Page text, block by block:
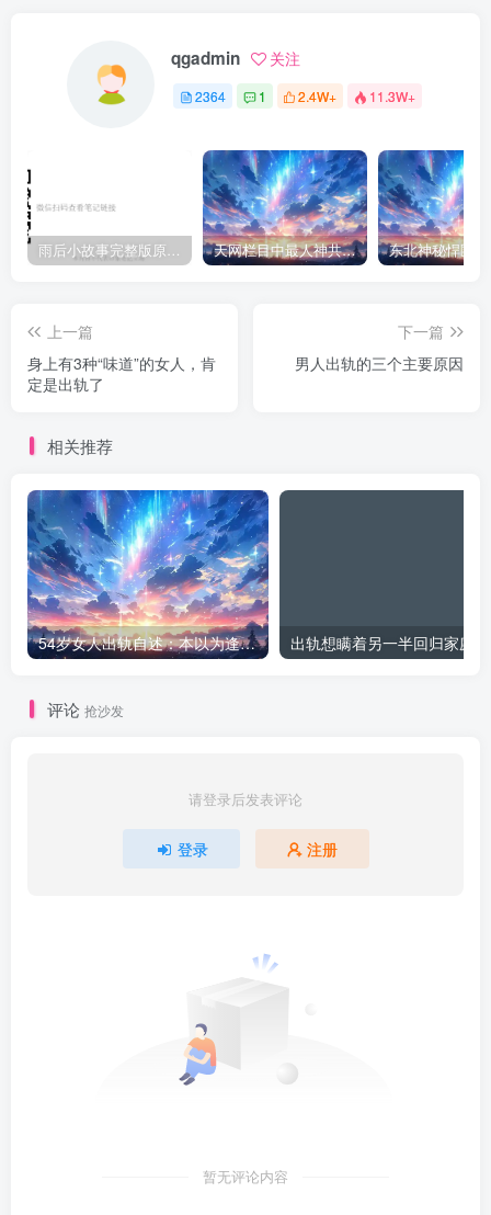
qgadmin 关注
2364 1 2.4W+ 11.3W+
雨后小故事完整版原片动态图（图+文字解说版） 天网栏目中最人神共愤的一期《消失的夫妻》
上一篇
身上有3种“味道”的女人，肯
定是出轨了
下一篇
男人出轨的三个主要原因
相关推荐
54岁女人出轨自述：本以为逢场作戏
评论 抢沙发
请登录后发表评论
登录 注册
暂无评论内容